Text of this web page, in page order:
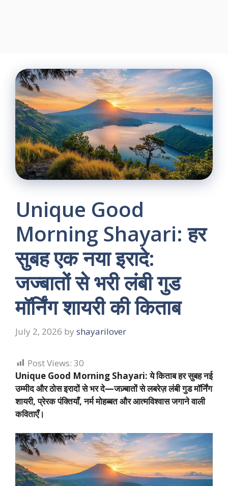
Unique Good
Morning Shayari: हर
सुबह एक नया इरादे:
जज्बातों से भरी लंबी गुड
मॉर्निंग शायरी की किताब
July 2, 2026 by shayarilover
Post Views: 30
Unique Good Morning Shayari: ये किताब हर सुबह नई
उम्मीद और ठोस इरादों से भर दे—जज़्बातों से लबरेज़ लंबी गुड मॉर्निंग
शायरी, प्रेरक पंक्तियाँ, नर्म मोहब्बत और आत्मविश्वास जगाने वाली
कविताएँ।